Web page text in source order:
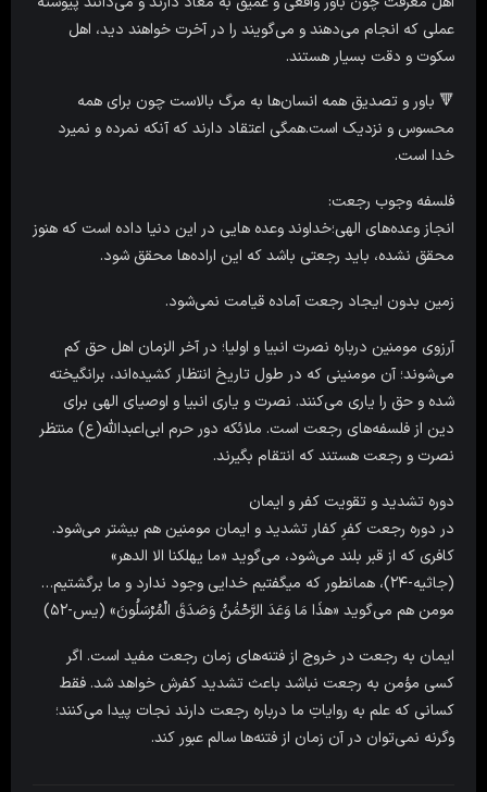
عملی که انجام می‌دهند و می‌گویند را در آخرت خواهند دید، اهل
سکوت و دقت بسیار هستند.
🔻 باور و تصدیق همه انسان‌ها به مرگ بالاست چون برای همه
محسوس و نزدیک است.همگی اعتقاد دارند که آنکه نمرده و نمیرد
خدا است.
فلسفه وجوب رجعت:
انجاز وعده‌های الهی؛خداوند وعده هایی در این دنیا داده است که هنوز
محقق نشده، باید رجعتی باشد که این اراده‌ها محقق شود.
زمین بدون ایجاد رجعت آماده قیامت نمی‌شود.
آرزوی مومنین درباره نصرت انبیا و اولیا؛ در آخر الزمان اهل حق کم
می‌شوند؛ آن مومنینی که در طول تاریخ انتظار کشیده‌اند، برانگیخته
شده و حق را یاری می‌کنند. نصرت و یاری انبیا و اوصیای الهی برای
دین از فلسفه‌های رجعت است. ملائکه دور حرم ابی‌اعبدالله(ع) منتظر
نصرت و رجعت هستند که انتقام بگیرند.
دوره تشدید و تقویت کفر و ایمان
در دوره رجعت کفرِ کفار تشدید و ایمان مومنین هم بیشتر می‌شود.
کافری که از قبر بلند می‌شود، می‌گوید «ما یهلکنا الا الدهر»
(جاثیه-۲۴)، همانطور که میگفتیم خدایی وجود ندارد و ما برگشتیم…
مومن هم می‌گوید «هذَا مَا وَعَدَ الرَّحْمَٰنُ وَصَدَقَ الْمُرْسَلُونَ» (یس-۵۲)
ایمان به رجعت در خروج از فتنه‌های زمان رجعت مفید است. اگر
کسی مؤمن به رجعت نباشد باعث تشدید کفرش خواهد شد. فقط
کسانی که علم به روایاتِ ما درباره رجعت دارند نجات پیدا می‌کنند؛
وگرنه نمی‌توان در آن زمان از فتنه‌ها سالم عبور کند.